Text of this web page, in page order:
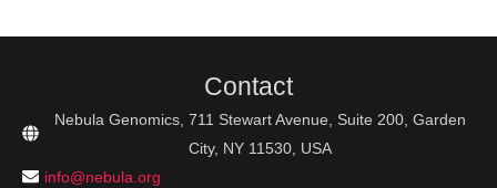
Contact
Nebula Genomics, 711 Stewart Avenue, Suite 200, Garden
City, NY 11530, USA
info@nebula.org